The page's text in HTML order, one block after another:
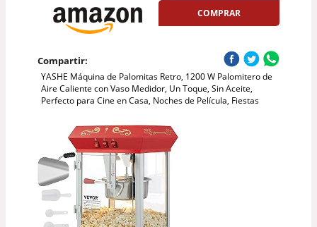
COMPRAR
Compartir:
YASHE Máquina de Palomitas Retro, 1200 W Palomitero de
Aire Caliente con Vaso Medidor, Un Toque, Sin Aceite,
Perfecto para Cine en Casa, Noches de Película, Fiestas